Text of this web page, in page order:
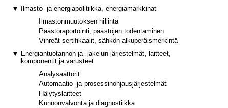
Ilmasto- ja energiapolitiikka, energiamarkkinat
Ilmastonmuutoksen hillintä
Päästöraportointi, päästöjen todentaminen
Vihreät sertifikaalit, sähkön alkuperäismerkintä
Energiantuotannon ja -jakelun järjestelmät, laitteet,
komponentit ja varusteet
Analysaattorit
Automaatio- ja prosessinohjausjärjestelmät
Hälytyslaitteet
Kunnonvalvonta ja diagnostiikka